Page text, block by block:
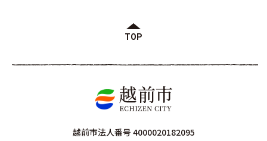
TOP
越前市法人番号 4000020182095